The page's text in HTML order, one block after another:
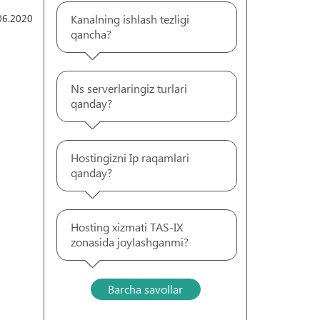
Kanalning ishlash tezligi
qancha?
Ns serverlaringiz turlari
qanday?
Hostingizni Ip raqamlari
qanday?
Hosting xizmati TAS-IX
zonasida joylashganmi?
Barcha savollar